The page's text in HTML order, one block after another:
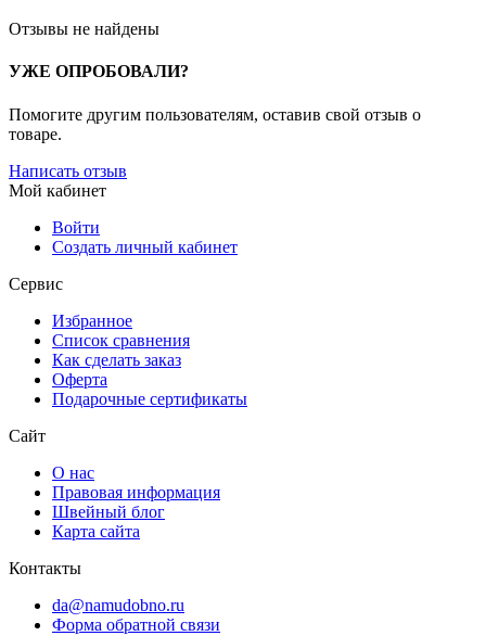
Отзывы не найдены
УЖЕ ОПРОБОВАЛИ?
Помогите другим пользователям, оставив свой отзыв о
товаре.
Написать отзыв
Мой кабинет
Войти
Создать личный кабинет
Сервис
Избранное
Список сравнения
Как сделать заказ
Оферта
Подарочные сертификаты
Сайт
О нас
Правовая информация
Швейный блог
Карта сайта
Контакты
da@namudobno.ru
Форма обратной связи